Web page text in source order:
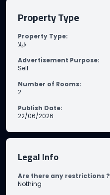
Property Type
Property Type:
فيلا
Advertisement Purpose:
Sell
Number of Rooms:
2
Publish Date:
22/06/2026
Legal Info
Are there any restrictions ?
Nothing